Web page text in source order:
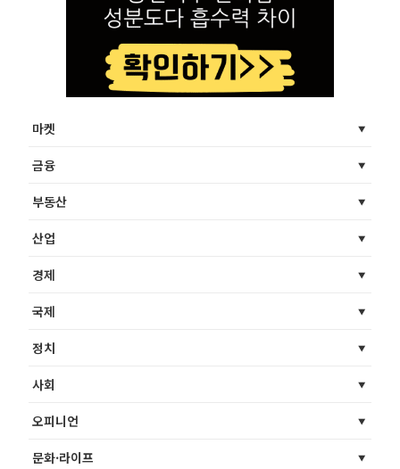
마켓
금융
부동산
산업
경제
국제
정치
사회
오피니언
문화·라이프